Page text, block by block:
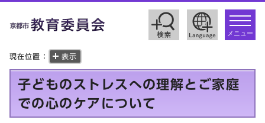
toggle
メニュー
現在位置： 表示
子どものストレスへの理解とご家庭
での心のケアについて